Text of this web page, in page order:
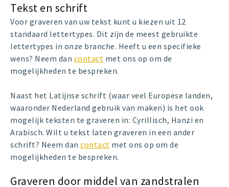
Tekst en schrift
Voor graveren van uw tekst kunt u kiezen uit 12
standaard lettertypes. Dit zijn de meest gebruikte
lettertypes in onze branche. Heeft u een specifieke
wens? Neem dan contact met ons op om de
mogelijkheden te bespreken.
Naast het Latijnse schrift (waar veel Europese landen,
waaronder Nederland gebruik van maken) is het ook
mogelijk teksten te graveren in: Cyrillisch, Hanzi en
Arabisch. Wilt u tekst laten graveren in een ander
schrift? Neem dan contact met ons op om de
mogelijkheden te bespreken.
Graveren door middel van zandstralen